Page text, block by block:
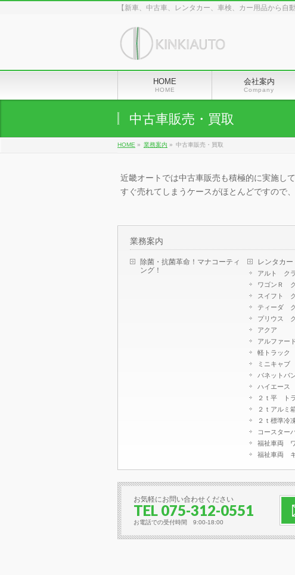
【新車、中古車、レンタカー、車検、カー用品から自
HOME
HOME
会社案内
Company
中古車販売・買取
HOME » 業務案内 » 中古車販売・買取
近畿オートでは中古車販売も積極的に実施して
すぐ売れてしまうケースがほとんどですので
業務案内
除菌・抗菌革命！マナコーティ
ング！
レンタカー
アルト ク
ワゴンＲ
スイフト
ティーダ
プリウス
アクア
アルファー
軽トラック
ミニキャブ
バネットバ
ハイエース
２ｔ平 ト
２ｔアルミ
２ｔ標準冷
コースター
福祉車両
福祉車両
お気軽にお問い合わせください
TEL 075-312-0551
お電話での受付時間 9:00-18:00